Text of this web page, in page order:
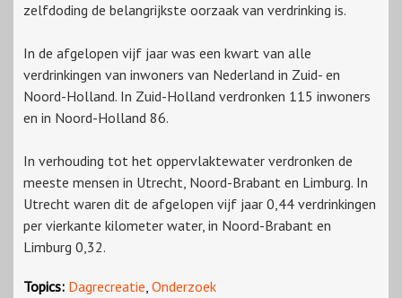
zelfdoding de belangrijkste oorzaak van verdrinking is.
In de afgelopen vijf jaar was een kwart van alle
verdrinkingen van inwoners van Nederland in Zuid- en
Noord-Holland. In Zuid-Holland verdronken 115 inwoners
en in Noord-Holland 86.
In verhouding tot het oppervlaktewater verdronken de
meeste mensen in Utrecht, Noord-Brabant en Limburg. In
Utrecht waren dit de afgelopen vijf jaar 0,44 verdrinkingen
per vierkante kilometer water, in Noord-Brabant en
Limburg 0,32.
Topics: Dagrecreatie, Onderzoek